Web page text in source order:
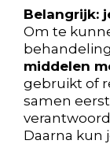
Belangrijk:
Om te
middelen
gebruikt of
samen
Daarna kun